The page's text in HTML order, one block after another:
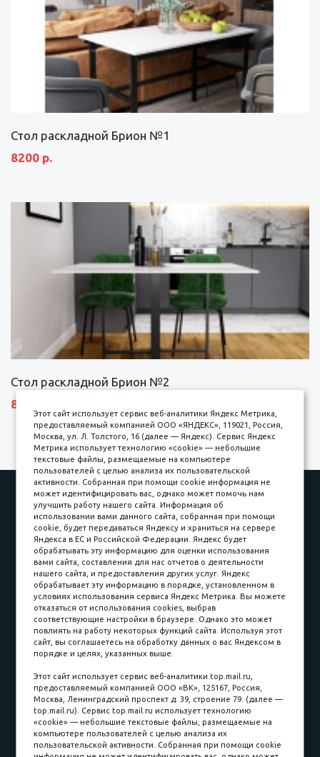
Стол раскладной Брион №1
8200 р.
Стол раскладной Брион №2
8690 р.
Наши работы
Оплата
Доставка и сборка
Гарантии
Карьера в компании
Контакты
Принимаем к оплате
Наличные
пл. Соляная, 6, стр. 16
8 (3822) 60-70-30
8 (3822) 50-39-09
8 (3822) 22-77-68
Этот сайт использует сервис веб-аналитики Яндекс Метрика,
предоставляемый компанией ООО «ЯНДЕКС», 119021, Россия,
Москва, ул. Л. Толстого, 16 (далее — Яндекс). Сервис Яндекс
Метрика использует технологию «cookie» — небольшие
текстовые файлы, размещаемые на компьютере
пользователей с целью анализа их пользовательской
активности. Собранная при помощи cookie информация не
может идентифицировать вас, однако может помочь нам
улучшить работу нашего сайта. Информация об
использовании вами данного сайта, собранная при помощи
cookie, будет передаваться Яндексу и храниться на сервере
Яндекса в ЕС и Российской Федерации. Яндекс будет
обрабатывать эту информацию для оценки использования
вами сайта, составления для нас отчетов о деятельности
нашего сайта, и предоставления других услуг. Яндекс
обрабатывает эту информацию в порядке, установленном в
условиях использования сервиса Яндекс Метрика. Вы можете
отказаться от использования cookies, выбрав
соответствующие настройки в браузере. Однако это может
повлиять на работу некоторых функций сайта. Используя этот
сайт, вы соглашаетесь на обработку данных о вас Яндексом в
порядке и целях, указанных выше.
Этот сайт использует сервис веб-аналитики top.mail.ru,
предоставляемый компанией ООО «ВК», 125167, Россия,
Москва, Ленинградский проспект д. 39, строение 79. (далее —
top.mail.ru). Сервис top.mail.ru использует технологию
«cookie» — небольшие текстовые файлы, размещаемые на
компьютере пользователей с целью анализа их
пользовательской активности. Собранная при помощи cookie